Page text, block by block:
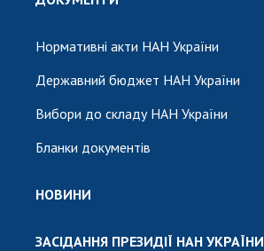
Нормативні акти НАН України
Державний бюджет НАН України
Вибори до складу НАН України
Бланки документів
НОВИНИ
ЗАСІДАННЯ ПРЕЗИДІЇ НАН УКРАЇНИ